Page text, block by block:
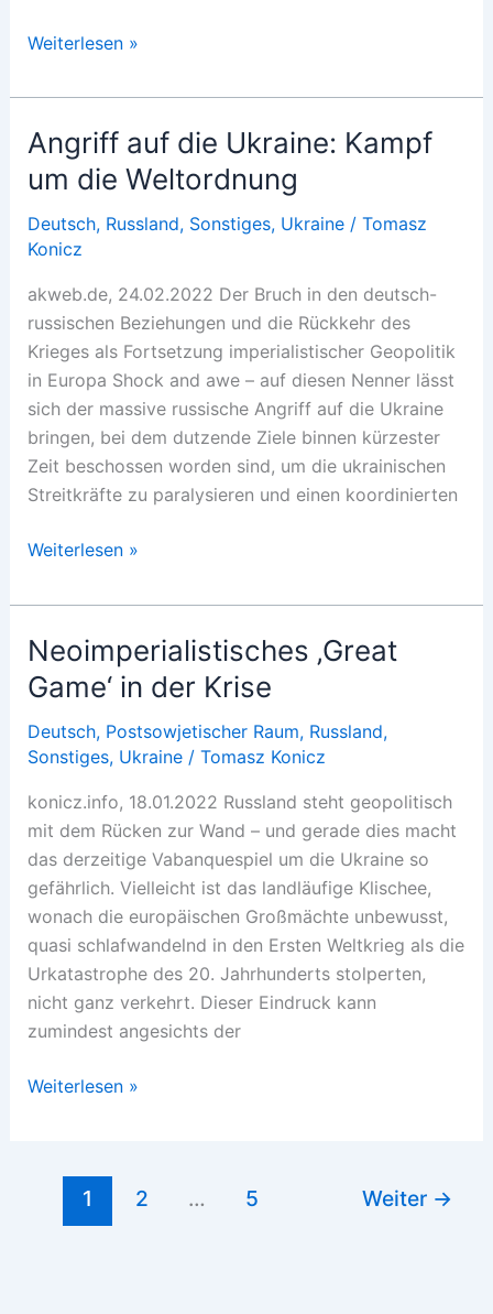
Der
kommt
beim
Essen
Weiterlesen »
Angriff auf die Ukraine: Kampf
um die Weltordnung
Deutsch, Russland, Sonstiges, Ukraine/ Tomasz
Konicz
akweb.de, 24.02.2022 Der Bruch in den deutsch-
russischen Beziehungen und die Rückkehr des
Krieges als Fortsetzung imperialistischer Geopolitik
in Europa Shock and awe – auf diesen Nenner lässt
sich der massive russische Angriff auf die Ukraine
bringen, bei dem dutzende Ziele binnen kürzester
Zeit beschossen worden sind, um die ukrainischen
Streitkräfte zu paralysieren und einen koordinierten
Angriff
die
Ukraine:
Kampf
um
die
Weltordnung
Weiterlesen »
Neoimperialistisches ‚Great
Game‘ in der Krise
Deutsch, Postsowjetischer Raum, Russland,
Sonstiges, Ukraine/ Tomasz Konicz
konicz.info, 18.01.2022 Russland steht geopolitisch
mit dem Rücken zur Wand – und gerade dies macht
das derzeitige Vabanquespiel um die Ukraine so
gefährlich. Vielleicht ist das landläufige Klischee,
wonach die europäischen Großmächte unbewusst,
quasi schlafwandelnd in den Ersten Weltkrieg als die
Urkatastrophe des 20. Jahrhunderts stolperten,
nicht ganz verkehrt. Dieser Eindruck kann
zumindest angesichts der
Neoimperialistisches
Krise
Weiterlesen »
1 2 … 5 Weiter →